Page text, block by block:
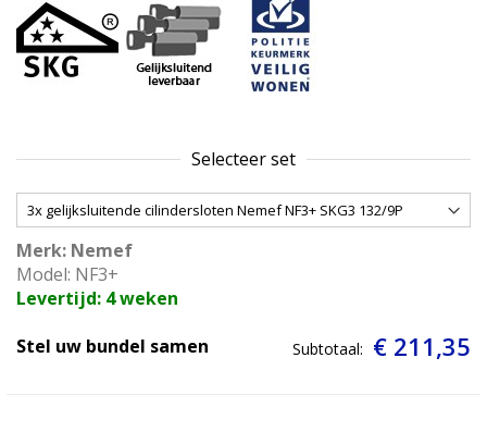
Selecteer set
Merk: Nemef
Model: NF3+
Levertijd: 4 weken
Stel uw bundel samen
Subtotaal: € 211,35